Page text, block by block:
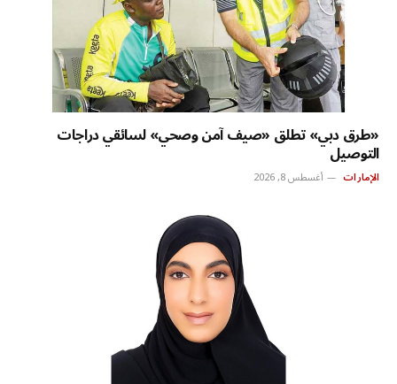
«طرق دبي» تطلق «صيف آمن وصحي» لسائقي دراجات
التوصيل
الإمارات أغسطس 8, 2026